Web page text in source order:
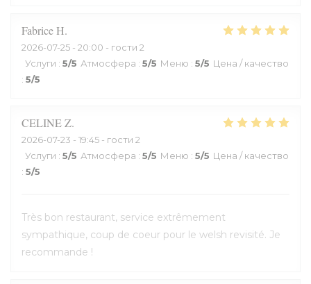
FabriceH
2026-07-25 - 20:00 - гости 2
Услуги : 5/5 Атмосфера : 5/5 Меню : 5/5 Цена / качество
: 5/5
CELINEZ
2026-07-23 - 19:45 - гости 2
Услуги : 5/5 Атмосфера : 5/5 Меню : 5/5 Цена / качество
: 5/5
Très bon restaurant, service extrêmement
sympathique, coup de coeur pour le welsh revisité. Je
recommande !